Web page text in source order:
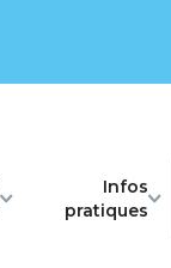
Infos
pratiques